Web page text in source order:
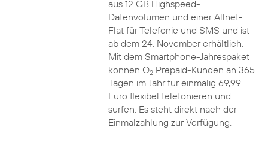
aus 12 GB Highspeed-
Datenvolumen und einer Allnet-
Flat für Telefonie und SMS und ist
ab dem 24. November erhältlich.
Mit dem Smartphone-Jahrespaket
können O2Prepaid-Kunden an 365
Tagen im Jahr für einmalig 69,99
Euro flexibel telefonieren und
surfen. Es steht direkt nach der
Einmalzahlung zur Verfügung.